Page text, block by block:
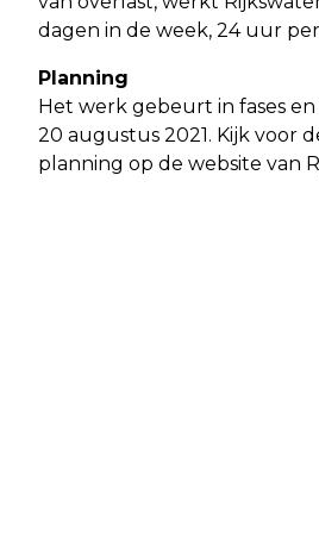
dagen in de week, 24 uur
Planning
Het werk gebeurt in fases
20 augustus 2021. Kijk voor
planning op de website van